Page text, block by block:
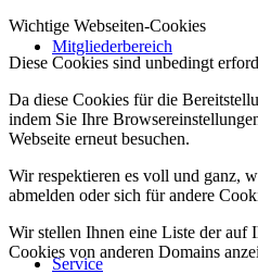
Mitgliederbereich
Service
Wichtige Webseiten-Cookies
Diese Cookies sind unbedingt
Da diese Cookies für die
indem Sie Ihre
Webseite erneut besuchen.
Wir respektieren es voll und ganz,
abmelden oder sich für andere
Wir stellen Ihnen eine Liste der auf
Cookies von anderen Domains